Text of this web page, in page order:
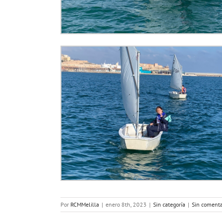
Por RCMMelilla | enero 8th, 2023 | Sin categoría | Sin